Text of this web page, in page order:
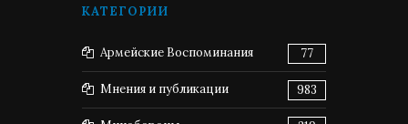
КАТЕГОРИИ
Армейские Воспоминания 77
Мнения и публикации 983